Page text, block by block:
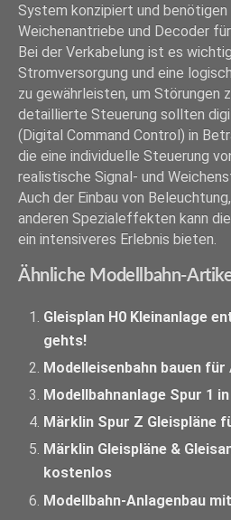
System konzipiert und benötigen
Weichenantriebe und Decoder
Bei der Verkabelung ist es
Stromversorgung und eine
zu gewährleisten, um Störungen
detaillierte Steuerung sollten
(Digital Command Control) in
die eine individuelle Steuerung
realistische Signal- und
Auch der Einbau von
anderen Spezialeffekten kann
ein intensiveres Erlebnis bieten.
Ähnliche Modellbahn-
Gleisplan H0 Kleinanlage
gehts!
Modelleisenbahn bauen für
Modellbahnanlage Spur 1
Märklin Spur Z Gleispläne
Märklin Gleispläne &
kostenlos
Modellbahn-Anlagenbau